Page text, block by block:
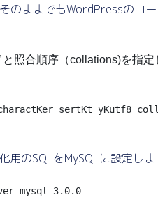
ままでもWordPressのコー
照合順序（collations)を指
sertKt yKutf8
用のSQLをMySQLに設定しま
mysql-3.0.0